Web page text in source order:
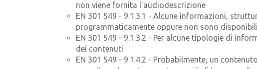
non viene fornita l'audiodescrizione
EN 301 549 - 9.1.3.1 - Alcune informazioni,
programmaticamente oppure non sono
EN 301 549 - 9.1.3.2 - Per alcune tipologie di
dei contenuti
EN 301 549 - 9.1.4.2 - Probabilmente, un